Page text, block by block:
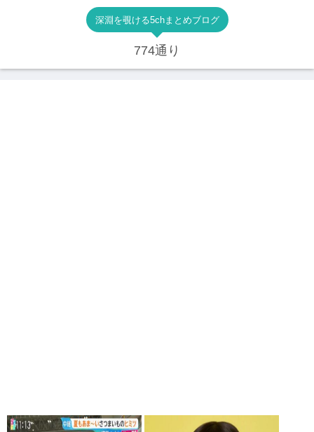
深淵を覗ける5chまとめブログ
774通り